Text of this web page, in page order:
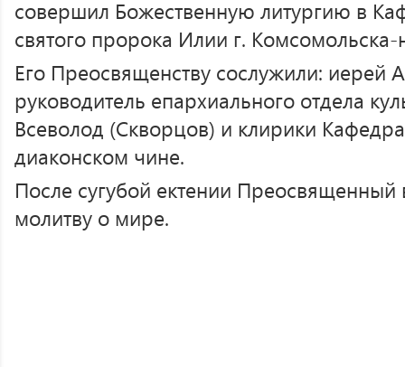
совершил Божественную литургию в
святого пророка Илии г.
Его Преосвященству сослужили: иерей
руководитель епархиального отдела
Всеволод (Скворцов) и клирики
диаконском чине.
После сугубой ектении
молитву о мире.